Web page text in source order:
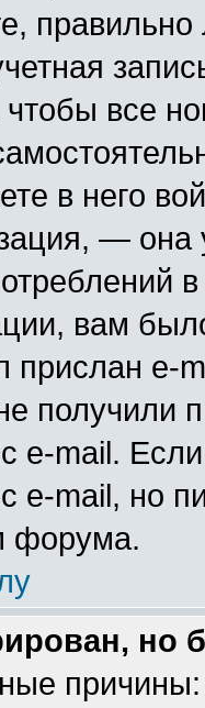
все
в него
—
вам
прислан e-
получили
e-mail.
e-mail, но
форума.
но